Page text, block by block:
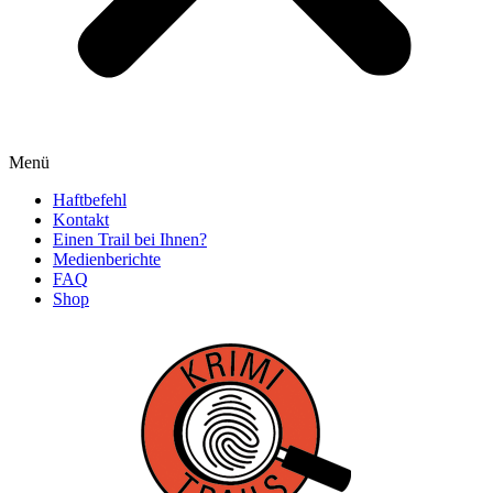
Menü
Haftbefehl
Kontakt
Einen Trail bei Ihnen?
Medienberichte
FAQ
Shop